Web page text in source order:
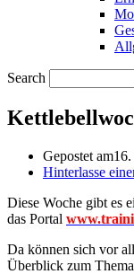
Search
Gepostet am16.
Hinterlasse
Diese Woche gibt es
das Portal
Da können sich vor
Überblick zum